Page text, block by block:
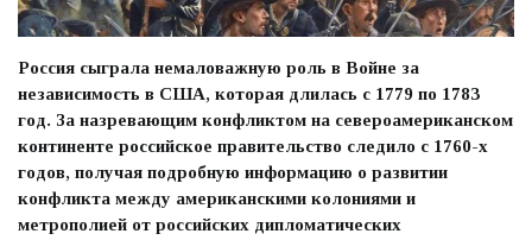
Россия сыграла немаловажную роль в Войне за
независимость в США, которая длилась с 1779 по 1783
год. За назревающим конфликтом на североамериканском
континенте российское правительство следило с 1760-х
годов, получая подробную информацию о развитии
конфликта между американскими колониями и
метрополией от российских дипломатических